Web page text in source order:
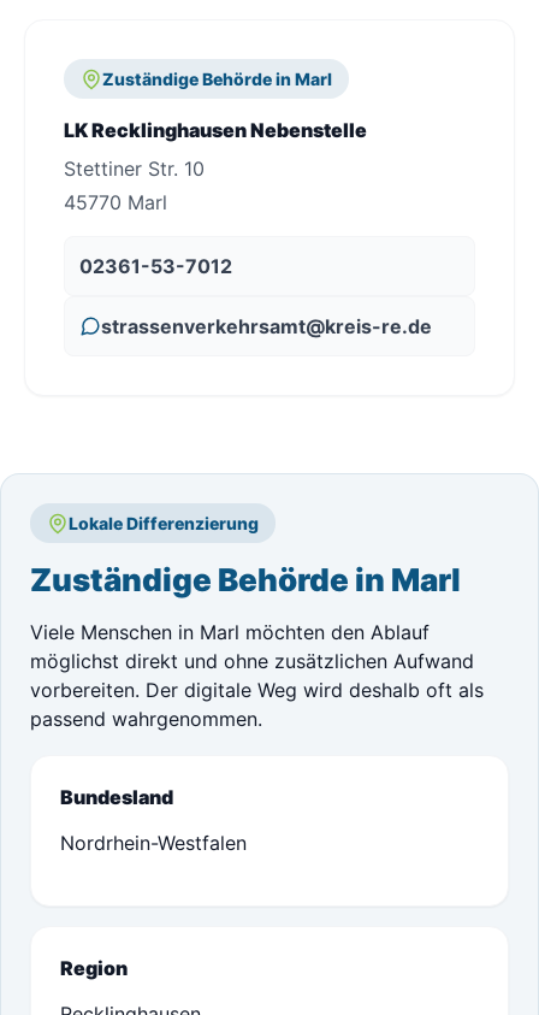
Zuständige Behörde in Marl
LK Recklinghausen Nebenstelle
Stettiner Str. 10
45770 Marl
02361-53-7012
strassenverkehrsamt@kreis-re.de
Lokale Differenzierung
Zuständige Behörde in Marl
Viele Menschen in Marl möchten den Ablauf
möglichst direkt und ohne zusätzlichen Aufwand
vorbereiten. Der digitale Weg wird deshalb oft als
passend wahrgenommen.
Bundesland
Nordrhein-Westfalen
Region